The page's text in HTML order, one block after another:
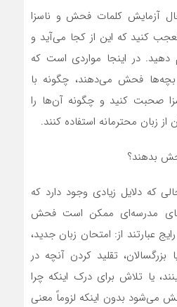
حال آزمایش کلمات فحش و ناسزا
کنید که این از کجا می‌آید و
دهید. در اینجا مواردی است که
بچه‌ها فحش می‌دهند، چگونه با
صحبت کنید و چگونه آن‌ها را
زبان محترمانه استفاده کنند.
بدهند؟
که دلایل زیادی وجود دارد که
مدرسه‌ای ممکن است فحش
عبارتند از: امتحان زبان جدید،
بزرگسالان، تقلید کردن آنچه در
یا تلاش برای درک اینکه چرا
می‌شود بدون اینکه لزوماً معنی